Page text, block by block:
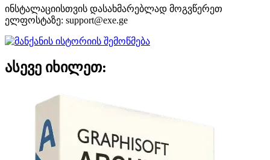
ინსტალაციისთვის დასახმარებლად მოგვწერეთ
ელფოსტაზე: support@exe.ge
ასევე იხილეთ: